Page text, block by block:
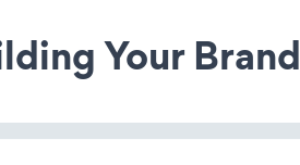
Your Brand